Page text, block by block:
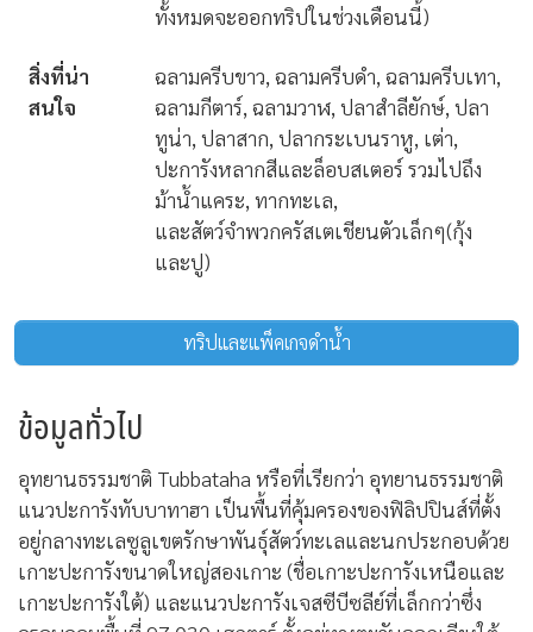
ทั้งหมดจะออกทริปในช่วงเดือนนี้)
สิ่งที่น่า
สนใจ
ฉลามครีบขาว, ฉลามครีบดำ, ฉลามครีบเทา,
ฉลามกีตาร์, ฉลามวาฬ, ปลาสำลียักษ์, ปลา
ทูน่า, ปลาสาก, ปลากระเบนราหู, เต่า,
ปะการังหลากสีและล็อบสเตอร์ รวมไปถึง
ม้าน้ำแคระ, ทากทะเล,
และสัตว์จำพวกครัสเตเชียนตัวเล็กๆ(กุ้ง
และปู)
ทริปและแพ็คเกจดำน้ำ
ข้อมูลทั่วไป
อุทยานธรรมชาติ Tubbataha หรือที่เรียกว่า อุทยานธรรมชาติ
แนวปะการังทับบาทาฮา เป็นพื้นที่คุ้มครองของฟิลิปปินส์ที่ตั้ง
อยู่กลางทะเลซูลูเขตรักษาพันธุ์สัตว์ทะเลและนกประกอบด้วย
เกาะปะการังขนาดใหญ่สองเกาะ (ชื่อเกาะปะการังเหนือและ
เกาะปะการังใต้) และแนวปะการังเจสซีบีซลีย์ที่เล็กกว่าซึ่ง